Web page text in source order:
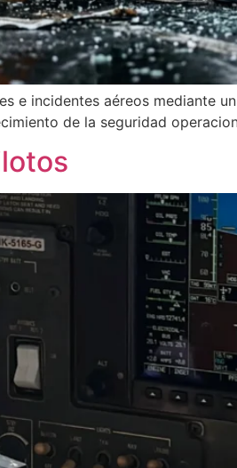
e incidentes aéreos mediante
de la seguridad